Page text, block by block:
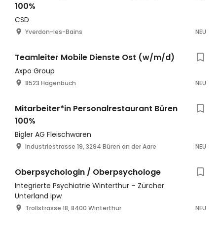
100%
CSD
Yverdon-les-Bains NEU
Teamleiter Mobile Dienste Ost (w/m/d)
Axpo Group
8523 Hagenbuch NEU
Mitarbeiter*in Personalrestaurant Büren
100%
Bigler AG Fleischwaren
Industriestrasse 19, 3294 Büren an der Aare NEU
Oberpsychologin / Oberpsychologe
Integrierte Psychiatrie Winterthur – Zürcher
Unterland ipw
Trollstrasse 18, 8400 Winterthur NEU